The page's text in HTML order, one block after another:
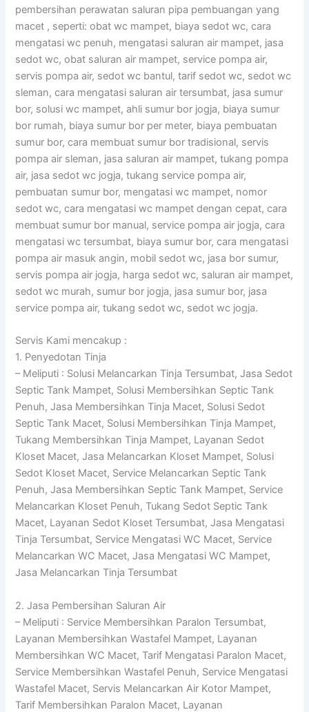
pembersihan perawatan saluran pipa pembuangan yang
macet , seperti: obat wc mampet, biaya sedot wc, cara
mengatasi wc penuh, mengatasi saluran air mampet, jasa
sedot wc, obat saluran air mampet, service pompa air,
servis pompa air, sedot wc bantul, tarif sedot wc, sedot wc
sleman, cara mengatasi saluran air tersumbat, jasa sumur
bor, solusi wc mampet, ahli sumur bor jogja, biaya sumur
bor rumah, biaya sumur bor per meter, biaya pembuatan
sumur bor, cara membuat sumur bor tradisional, servis
pompa air sleman, jasa saluran air mampet, tukang pompa
air, jasa sedot wc jogja, tukang service pompa air,
pembuatan sumur bor, mengatasi wc mampet, nomor
sedot wc, cara mengatasi wc mampet dengan cepat, cara
membuat sumur bor manual, service pompa air jogja, cara
mengatasi wc tersumbat, biaya sumur bor, cara mengatasi
pompa air masuk angin, mobil sedot wc, jasa bor sumur,
servis pompa air jogja, harga sedot wc, saluran air mampet,
sedot wc murah, sumur bor jogja, jasa sumur bor, jasa
service pompa air, tukang sedot wc, sedot wc jogja.
Servis Kami mencakup :
1. Penyedotan Tinja
– Meliputi : Solusi Melancarkan Tinja Tersumbat, Jasa Sedot
Septic Tank Mampet, Solusi Membersihkan Septic Tank
Penuh, Jasa Membersihkan Tinja Macet, Solusi Sedot
Septic Tank Macet, Solusi Membersihkan Tinja Mampet,
Tukang Membersihkan Tinja Mampet, Layanan Sedot
Kloset Macet, Jasa Melancarkan Kloset Mampet, Solusi
Sedot Kloset Macet, Service Melancarkan Septic Tank
Penuh, Jasa Membersihkan Septic Tank Mampet, Service
Melancarkan Kloset Penuh, Tukang Sedot Septic Tank
Macet, Layanan Sedot Kloset Tersumbat, Jasa Mengatasi
Tinja Tersumbat, Service Mengatasi WC Macet, Service
Melancarkan WC Macet, Jasa Mengatasi WC Mampet,
Jasa Melancarkan Tinja Tersumbat
2. Jasa Pembersihan Saluran Air
– Meliputi : Service Membersihkan Paralon Tersumbat,
Layanan Membersihkan Wastafel Mampet, Layanan
Membersihkan WC Macet, Tarif Mengatasi Paralon Macet,
Service Membersihkan Wastafel Penuh, Service Mengatasi
Wastafel Macet, Servis Melancarkan Air Kotor Mampet,
Tarif Membersihkan Paralon Macet, Layanan